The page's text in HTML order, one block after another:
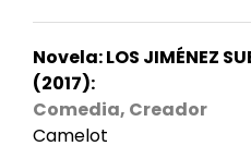
Novela: LOS JIMÉNEZ
(2017):
Comedia, Creador
Camelot